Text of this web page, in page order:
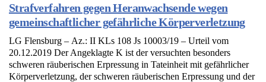
Strafverfahren gegen Heranwachsende wegen
gemeinschaftlicher gefährliche Körperverletzung
LG Flensburg – Az.: II KLs 108 Js 10003/19 – Urteil vom
20.12.2019 Der Angeklagte K ist der versuchten besonders
schweren räuberischen Erpressung in Tateinheit mit gefährlicher
Körperverletzung, der schweren räuberischen Erpressung und der